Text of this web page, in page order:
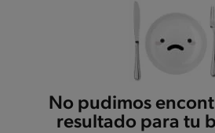
No pudimos
resultado para tu